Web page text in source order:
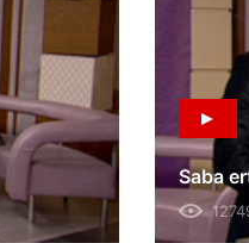
Saba